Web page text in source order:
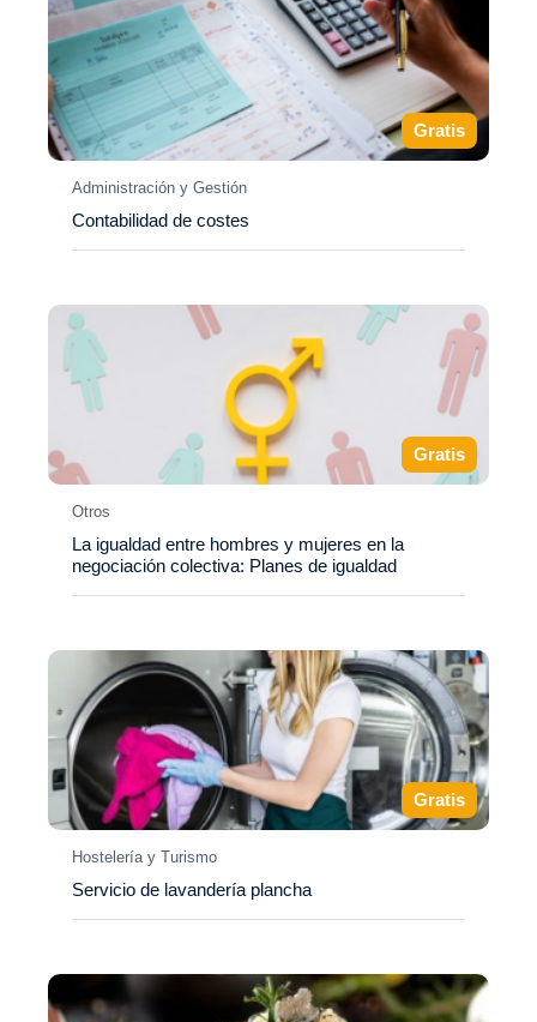
Gratis
Administración y Gestión
Contabilidad de costes
Gratis
Otros
La igualdad entre hombres y mujeres en la
negociación colectiva: Planes de igualdad
Gratis
Hostelería y Turismo
Servicio de lavandería plancha